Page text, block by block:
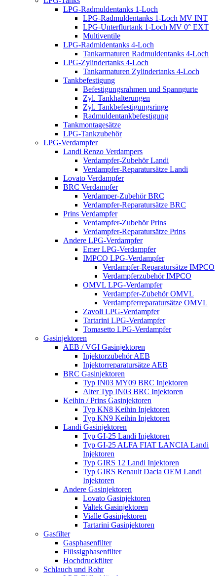
LPG-Radmuldentanks 1-Loch
LPG-Radmuldentanks 1-Loch MV INT
LPG-Unterflurtank 1-Loch MV 0° EXT
Multiventile
LPG-Radmldentanks 4-Loch
Tankarmaturen Radmuldentanks 4-Loch
LPG-Zylindertanks 4-Loch
Tankarmaturen Zylindertanks 4-Loch
Tankbefestigung
Befestigungsrahmen und Spanngurte
Zyl. Tankhalterungen
Zyl. Tankbefestigungsringe
Radmuldentankbefestigung
Tankmontagesätze
LPG-Tankzubehör
LPG-Verdampfer
Landi Renzo Verdampers
Verdampfer-Zubehör Landi
Verdampfer-Reparatursätze Landi
Lovato Verdampfer
BRC Verdampfer
Verdamper-Zubehör BRC
Verdampfer-Reparatursätze BRC
Prins Verdampfer
Verdampfer-Zubehör Prins
Verdampfer-Reparatursätze Prins
Andere LPG-Verdampfer
Emer LPG-Verdampfer
IMPCO LPG-Verdampfer
Verdampfer-Reparatursätze IMPCO
Verdampferzubehör IMPCO
OMVL LPG-Verdampfer
Verdampfer-Zubehör OMVL
Verdampferreparatursätze OMVL
Zavoli LPG-Verdampfer
Tartarini LPG-Verdampfer
Tomasetto LPG-Verdampfer
Gasinjektoren
AEB / VGI Gasinjektoren
Injektorzubehör AEB
Injektorreparatursätze AEB
BRC Gasinjektoren
Typ IN03 MY09 BRC Injektoren
Alter Typ IN03 BRC Injektoren
Keihin / Prins Gasinjektoren
Typ KN8 Keihin Injektoren
Typ KN9 Keihin Injektoren
Landi Gasinjektoren
Typ GI-25 Landi Injektoren
Typ GI-25 ALFA FIAT LANCIA Landi
Injektoren
Typ GIRS 12 Landi Injektoren
Typ GIRS Renault Dacia OEM Landi
Injektoren
Andere Gasinjektoren
Lovato Gasinjektoren
Valtek Gasinjektoren
Vialle Gasinjektoren
Tartarini Gasinjektoren
Gasfilter
Gasphasenfilter
Flüssigphasenfilter
Hochdruckfilter
Schlauch und Rohr